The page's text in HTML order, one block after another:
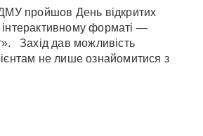
пройшов День відкритих
форматі —
Захід дав можливість
не лише ознайомитися з